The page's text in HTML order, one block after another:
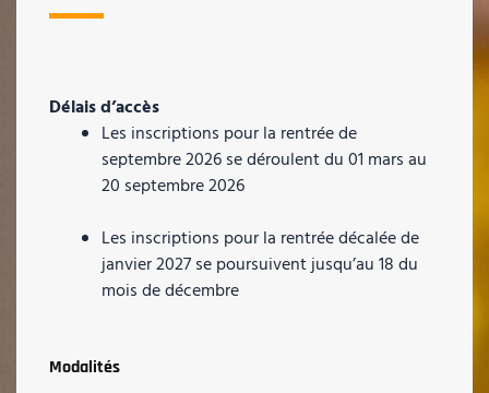
Délais d’accès
Les inscriptions pour la rentrée de
septembre 2026 se déroulent du 01 mars au
20 septembre 2026
Les inscriptions pour la rentrée décalée de
janvier 2027 se poursuivent jusqu’au 18 du
mois de décembre
Modalités